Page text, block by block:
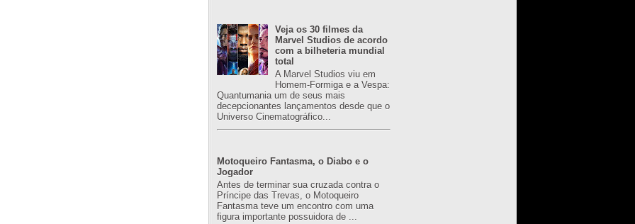
Veja os 30 filmes da
Marvel Studios de acordo
com a bilheteria mundial
total
A Marvel Studios viu em
Homem-Formiga e a Vespa:
Quantumania um de seus mais
decepcionantes lançamentos desde que o
Universo Cinematográfico...
Motoqueiro Fantasma, o Diabo e o
Jogador
Antes de terminar sua cruzada contra o
Príncipe das Trevas, o Motoqueiro
Fantasma teve um encontro com uma
figura importante possuidora de ...